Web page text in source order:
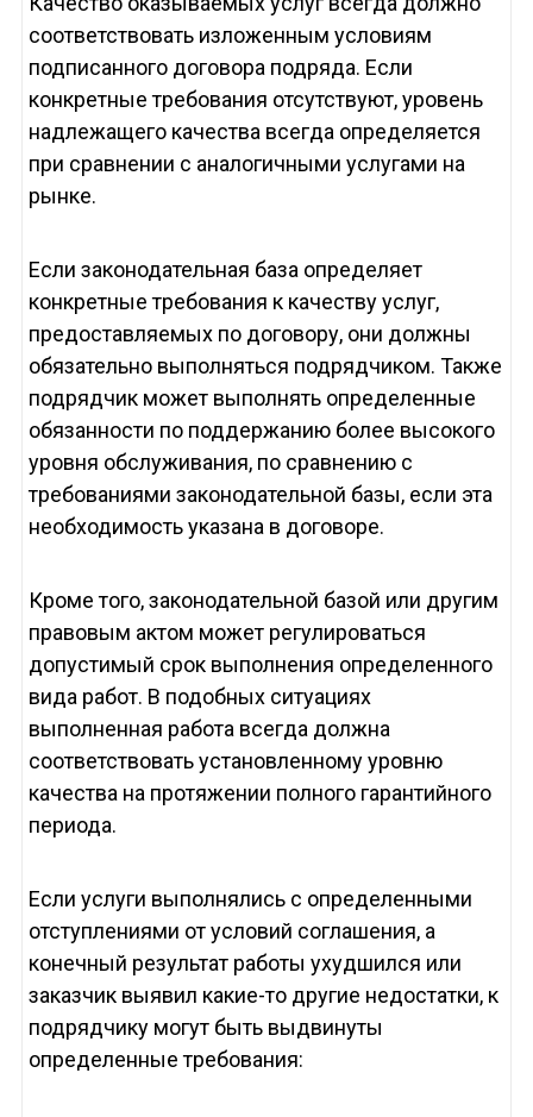
соответствовать изложенным условиям
подписанного договора подряда. Если
конкретные требования отсутствуют, уровень
надлежащего качества всегда определяется
при сравнении с аналогичными услугами на
рынке.
Если законодательная база определяет
конкретные требования к качеству услуг,
предоставляемых по договору, они должны
обязательно выполняться подрядчиком. Также
подрядчик может выполнять определенные
обязанности по поддержанию более высокого
уровня обслуживания, по сравнению с
требованиями законодательной базы, если эта
необходимость указана в договоре.
Кроме того, законодательной базой или другим
правовым актом может регулироваться
допустимый срок выполнения определенного
вида работ. В подобных ситуациях
выполненная работа всегда должна
соответствовать установленному уровню
качества на протяжении полного гарантийного
периода.
Если услуги выполнялись с определенными
отступлениями от условий соглашения, а
конечный результат работы ухудшился или
заказчик выявил какие-то другие недостатки, к
подрядчику могут быть выдвинуты
определенные требования: